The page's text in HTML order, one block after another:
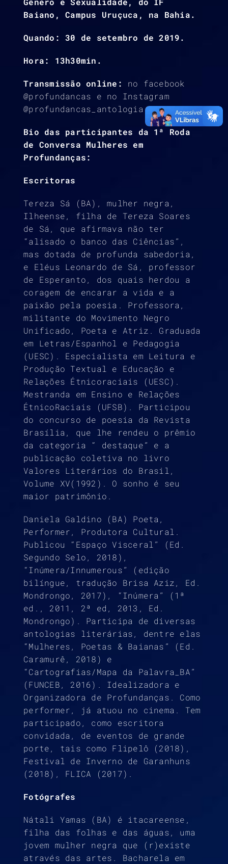
Baiano, Campus Uruçuca, na Bahia.
Quando: 30 de setembro de 2019.
Hora: 13h30min.
Transmissão online: no facebook
@profundancas e no Instagram
@profundancas_antologia
Bio das participantes da 1ª Roda
de Conversa Mulheres em
Profundanças:
Escritoras
Tereza Sá (BA), mulher negra,
Ilheense, filha de Tereza Soares
de Sá, que afirmava não ter
“alisado o banco das Ciências”,
mas dotada de profunda sabedoria,
e Eléus Leonardo de Sá, professor
de Esperanto, dos quais herdou a
coragem de encarar a vida e a
paixão pela poesia. Professora,
militante do Movimento Negro
Unificado, Poeta e Atriz. Graduada
em Letras/Espanhol e Pedagogia
(UESC). Especialista em Leitura e
Produção Textual e Educação e
Relações Étnicoraciais (UESC).
Mestranda em Ensino e Relações
ÉtnicoRaciais (UFSB). Participou
do concurso de poesia da Revista
Brasília, que lhe rendeu o prêmio
da categoria “ destaque” e a
publicação coletiva no livro
Valores Literários do Brasil,
Volume XV(1992). O sonho é seu
maior patrimônio.
Daniela Galdino (BA) Poeta,
Performer, Produtora Cultural.
Publicou “Espaço Visceral” (Ed.
Segundo Selo, 2018),
“Inúmera/Innumerous” (edição
bilíngue, tradução Brisa Aziz, Ed.
Mondrongo, 2017), “Inúmera” (1ª
ed., 2011, 2ª ed, 2013, Ed.
Mondrongo). Participa de diversas
antologias literárias, dentre elas
“Mulheres, Poetas & Baianas” (Ed.
Caramurê, 2018) e
“Cartografias/Mapa da Palavra_BA”
(FUNCEB, 2016). Idealizadora e
Organizadora de Profundanças. Como
performer, já atuou no cinema. Tem
participado, como escritora
convidada, de eventos de grande
porte, tais como Flipelô (2018),
Festival de Inverno de Garanhuns
(2018), FLICA (2017).
Fotógrafes
Nátali Yamas (BA) é itacareense,
filha das folhas e das águas, uma
jovem mulher negra que (r)existe
através das artes. Bacharela em